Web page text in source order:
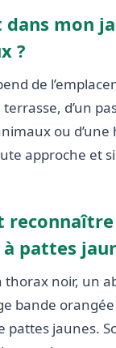
dans mon
?
de
d’un
ou
approche et
pattes
thorax noir, un
bande
pattes jaunes.